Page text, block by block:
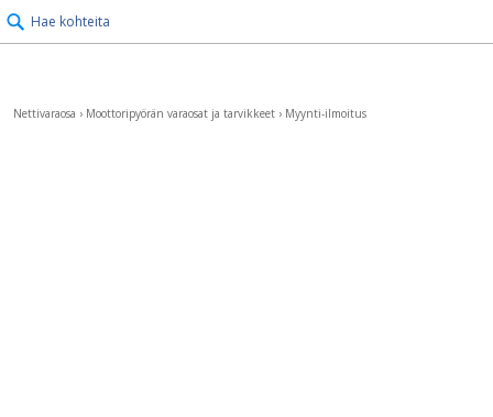
Hae kohteita
Nettivaraosa › Moottoripyörän varaosat ja tarvikkeet › Myynti-ilmoitus